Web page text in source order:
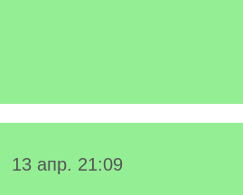
13 апр. 21:09